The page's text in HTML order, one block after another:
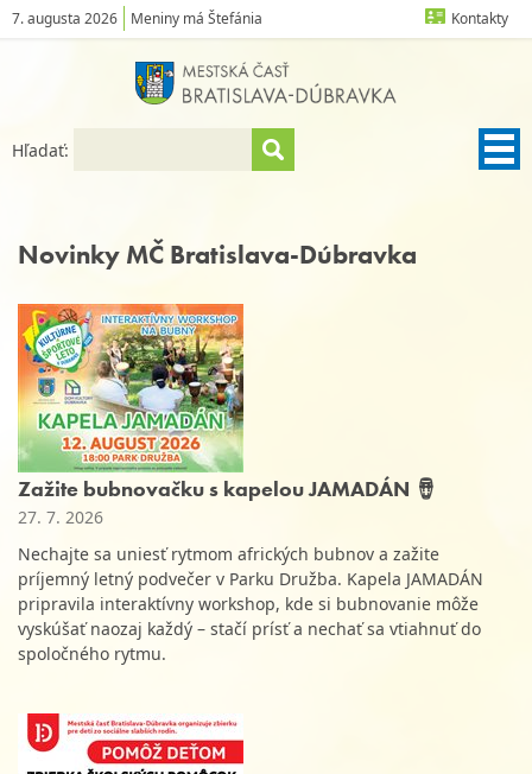
7. augusta 2026 Meniny má Štefánia Kontakty
Hľadať:
Novinky MČ Bratislava-Dúbravka
Zažite bubnovačku s kapelou JAMADÁN 🪘
27. 7. 2026
Nechajte sa uniesť rytmom afrických bubnov a zažite
príjemný letný podvečer v Parku Družba. Kapela JAMADÁN
pripravila interaktívny workshop, kde si bubnovanie môže
vyskúšať naozaj každý – stačí prísť a nechať sa vtiahnuť do
spoločného rytmu.